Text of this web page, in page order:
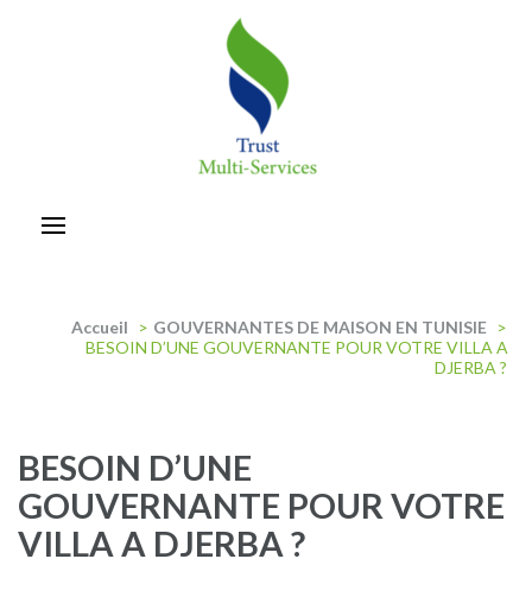
Accueil > GOUVERNANTES DE MAISON EN TUNISIE >
BESOIN D’UNE GOUVERNANTE POUR VOTRE VILLA A
DJERBA ?
BESOIN D’UNE
GOUVERNANTE POUR VOTRE
VILLA A DJERBA ?